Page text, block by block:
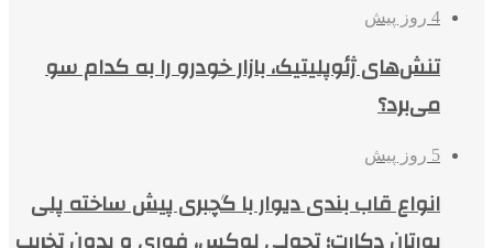
4 روز پیش
تنش‌های ژئوپلیتیک، بازار خودرو را به کدام سو
می‌برد؟
5 روز پیش
انواع قاب بندی دیوار با گچبری پیش ساخته پلی